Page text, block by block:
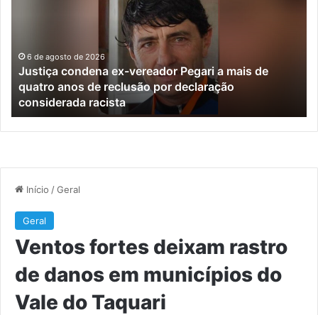
mais
de
quatro
anos
de
reclusão
racista
6 de agosto de 2026
Justiça condena ex-vereador Pegari a mais de
quatro anos de reclusão por declaração
considerada racista
do